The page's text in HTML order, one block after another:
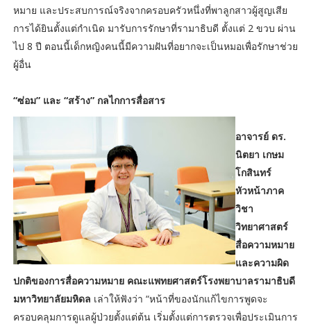
หมาย และประสบการณ์จริงจากครอบครัวหนึ่งที่พาลูกสาวผู้สูญเสีย
การได้ยินตั้งแต่กำเนิด มารับการรักษาที่รามาธิบดี ตั้งแต่ 2 ขวบ ผ่าน
ไป 8 ปี ตอนนี้เด็กหญิงคนนี้มีความฝันที่อยากจะเป็นหมอเพื่อรักษาช่วย
ผู้อื่น
“ซ่อม” และ “สร้าง” กลไกการสื่อสาร
อาจารย์ ดร.
นิตยา เกษม
โกสินทร์
หัวหน้าภาค
วิชา
วิทยาศาสตร์
สื่อความหมาย
และความผิด
ปกติของการสื่อความหมาย คณะแพทยศาสตร์โรงพยาบาลรามาธิบดี
มหาวิทยาลัยมหิดล เล่าให้ฟังว่า “หน้าที่ของนักแก้ไขการพูดจะ
ครอบคลุมการดูแลผู้ป่วยตั้งแต่ต้น เริ่มตั้งแต่การตรวจเพื่อประเมินการ